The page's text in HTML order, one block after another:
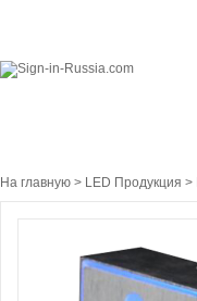
На главную > LED Продукция >